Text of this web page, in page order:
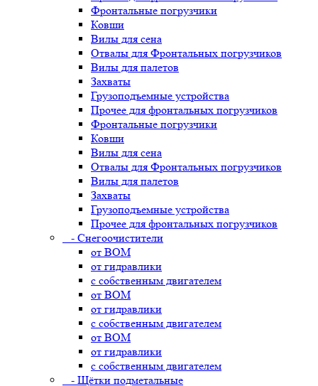
Фронтальные погрузчики
Ковши
Вилы для сена
Отвалы для Фронтальных погрузчиков
Вилы для палетов
Захваты
Грузоподъемные устройства
Прочее для фронтальных погрузчиков
Фронтальные погрузчики
Ковши
Вилы для сена
Отвалы для Фронтальных погрузчиков
Вилы для палетов
Захваты
Грузоподъемные устройства
Прочее для фронтальных погрузчиков
- Снегоочистители
от ВОМ
от гидравлики
с собственным двигателем
от ВОМ
от гидравлики
с собственным двигателем
от ВОМ
от гидравлики
с собственным двигателем
- Щётки подметальные